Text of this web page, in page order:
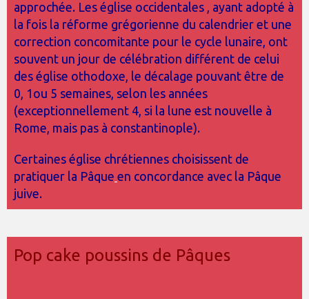
approchée. Les église occidentales , ayant adopté à
la fois la réforme grégorienne du calendrier et une
correction concomitante pour le cycle lunaire, ont
souvent un jour de célébration différent de celui
des église othodoxe, le décalage pouvant être de
0, 1ou 5 semaines, selon les années
(exceptionnellement 4, si la lune est nouvelle à
Rome, mais pas à constantinople).
Certaines église chrétiennes choisissent de
pratiquer la Pâque en concordance avec la Pâque
juive.
Pop cake poussins de Pâques